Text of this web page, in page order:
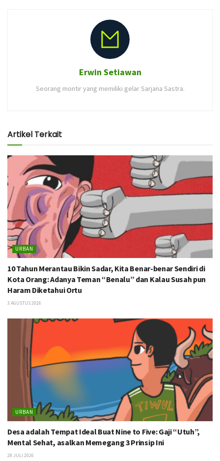
Erwin Setiawan
Seorang montir yang memiliki gelar Sarjana Sastra.
Artikel Terkait
URBAN
10 Tahun Merantau Bikin Sadar, Kita Benar-benar Sendiri di
Kota Orang: Adanya Teman “Benalu” dan Kalau Susah pun
Haram Diketahui Ortu
3 AGUSTUS 2026
URBAN
Desa adalah Tempat Ideal Buat Nine to Five: Gaji “Utuh”,
Mental Sehat, asalkan Memegang 3 Prinsip Ini
28 JULI 2026